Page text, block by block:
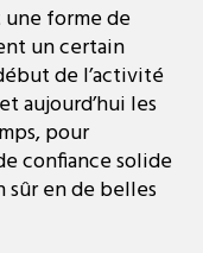
forme de
un certain
de l’activité
aujourd’hui les
pour
confiance solide
en de belles